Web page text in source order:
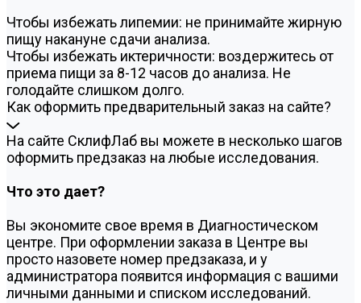
Чтобы избежать липемии: не принимайте жирную
пищу накануне сдачи анализа.
Чтобы избежать иктеричности: воздержитесь от
приема пищи за 8-12 часов до анализа. Не
голодайте слишком долго.
Как оформить предварительный заказ на сайте?
На сайте СклифЛаб вы можете в несколько шагов
оформить предзаказ на любые исследования.
Что это дает?
Вы экономите свое время в Диагностическом
центре. При оформлении заказа в Центре вы
просто назовете номер предзаказа, и у
администратора появится информация с вашими
личными данными и списком исследований.